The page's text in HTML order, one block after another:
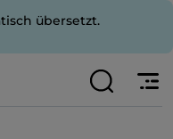
übersetzt.